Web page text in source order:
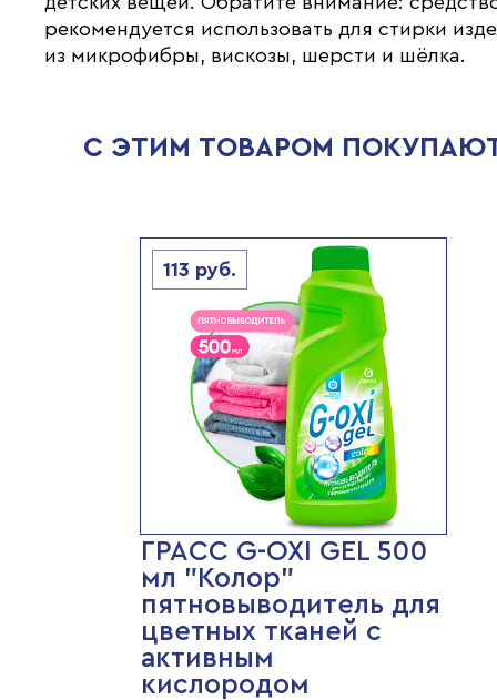
рекомендуется использовать для стирки
из микрофибры, вискозы, шерсти и шёлка.
С ЭТИМ ТОВАРОМ
113 руб.
ГРАСС G-OXI GEL 500
мл "Колор"
пятновыводитель для
цветных тканей с
активным
кислородом